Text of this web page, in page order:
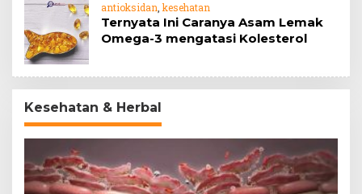
antioksidan kesehatan
Ternyata Ini Caranya Asam Lemak
Omega-3 mengatasi Kolesterol
Kesehatan & Herbal